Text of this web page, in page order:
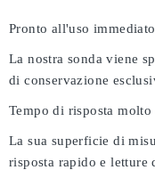
Pronto all'uso
La nostra sonda viene
di conservazione
Tempo di risposta molto
La sua superficie di
risposta rapido e